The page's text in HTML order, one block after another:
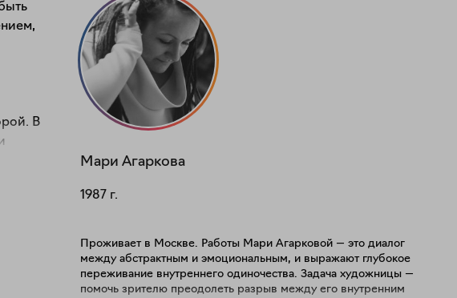
В
не
Мари Агаркова
1987 г.
Проживает в Москве. Работы Мари Агарковой — это диалог
между абстрактным и эмоциональным, и выражают глубокое
переживание внутреннего одиночества. Задача художницы —
помочь зрителю преодолеть разрыв между его внутренним